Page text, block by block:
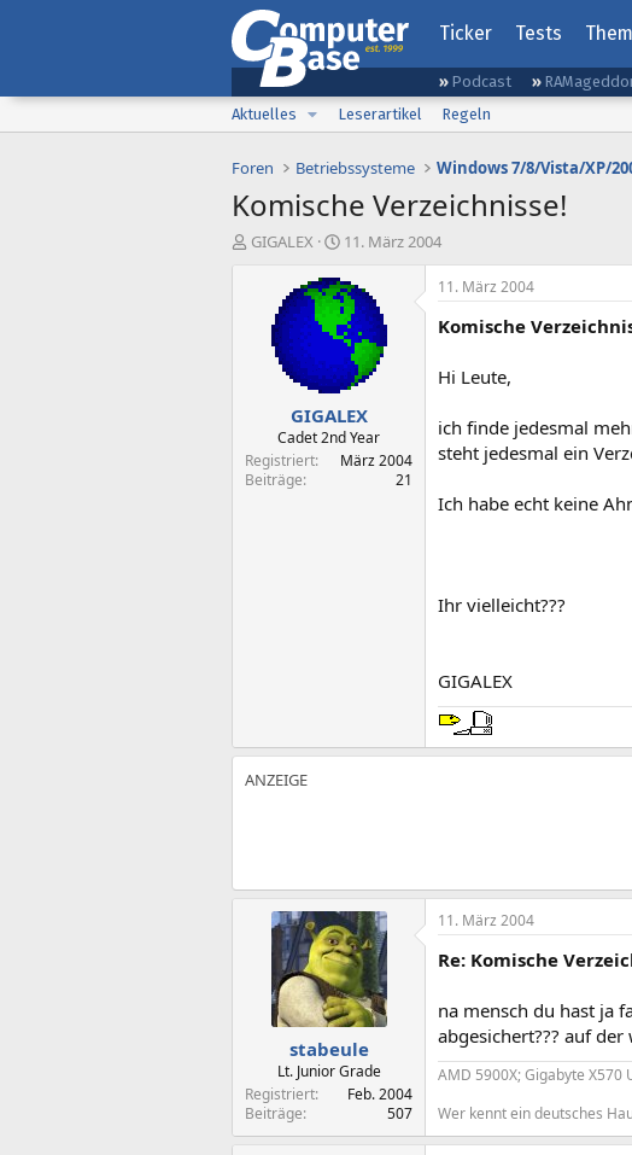
Ticker Tests
Podcast
Aktuelles
Leserartikel Regeln
Foren Betriebssysteme Windows 7/8/Vista/XP/
Komische Verzeichnisse!
E
GIGALEX
E
s
t
e
l
l
t
a
m
11. März 2004
GIGALEX
Cadet 2nd Year
Registriert
März 2004
Beiträge
21
11. März 2004
Komische
Hi Leute,
ich finde jedesmal
steht jedesmal ein
Ich habe echt keine
Ihr vielleicht???
GIGALEX
stabeule
Lt. Junior Grade
Registriert
Feb. 2004
Beiträge
507
11. März 2004
Re: Komische
na mensch du hast ja
abgesichert??? auf
AMD 5900X; Gigabyte X570
Wer kennt ein deutsches